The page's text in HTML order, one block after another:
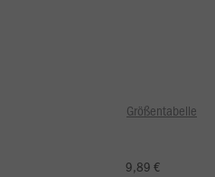
Größentabelle
9,89 €